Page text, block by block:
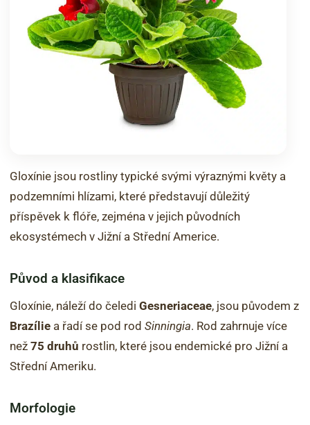
Gloxínie jsou rostliny typické svými výraznými květy a
podzemními hlízami, které představují důležitý
příspěvek k flóře, zejména v jejich původních
ekosystémech v Jižní a Střední Americe.
Původ a klasifikace
Gloxínie, náleží do čeledi Gesneriaceae, jsou původem z
Brazílie a řadí se pod rod Sinningia. Rod zahrnuje více
než 75 druhů rostlin, které jsou endemické pro Jižní a
Střední Ameriku.
Morfologie